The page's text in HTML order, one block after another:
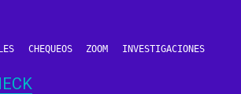
CHEQUEOS ZOOM INVESTIGACIONES